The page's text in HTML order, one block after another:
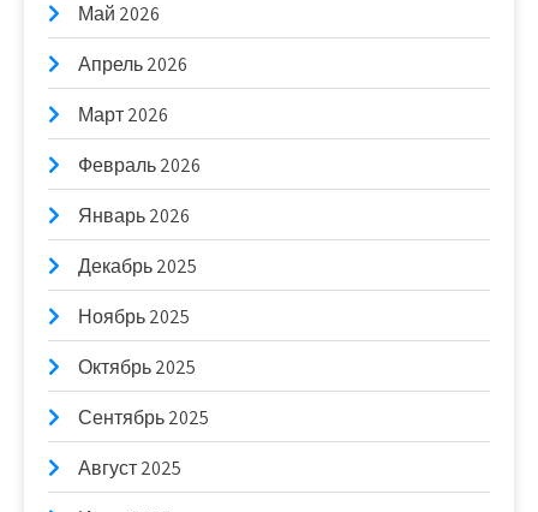
Май 2026
Апрель 2026
Март 2026
Февраль 2026
Январь 2026
Декабрь 2025
Ноябрь 2025
Октябрь 2025
Сентябрь 2025
Август 2025